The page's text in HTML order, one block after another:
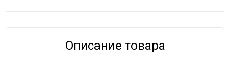
Описание товара